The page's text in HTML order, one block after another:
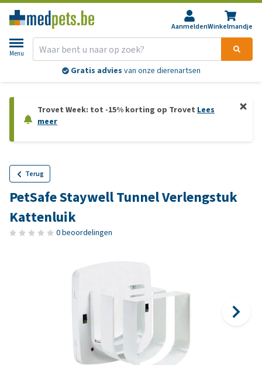
AanmeldenWinkelmandje
Menu
Gratis advies van onze dierenartsen
Trovet Week: tot -15% korting op Trovet Lees
meer
Terug
PetSafe Staywell Tunnel Verlengstuk
Kattenluik
0 beoordelingen